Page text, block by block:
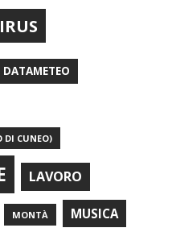
DATAMETEO
DI CUNEO)
LAVORO
MONTÀ MUSICA